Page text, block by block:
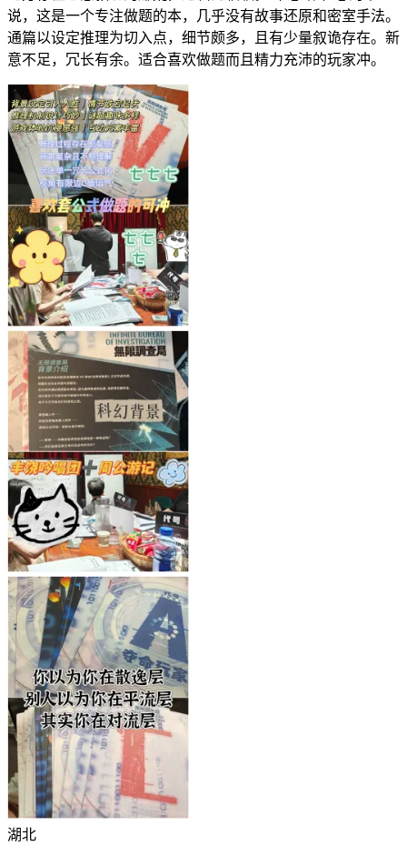
说，这是一个专注做题的本，几乎没有故事还原和密室手法。
通篇以设定推理为切入点，细节颇多，且有少量叙诡存在。新
意不足，冗长有余。适合喜欢做题而且精力充沛的玩家冲。
湖北